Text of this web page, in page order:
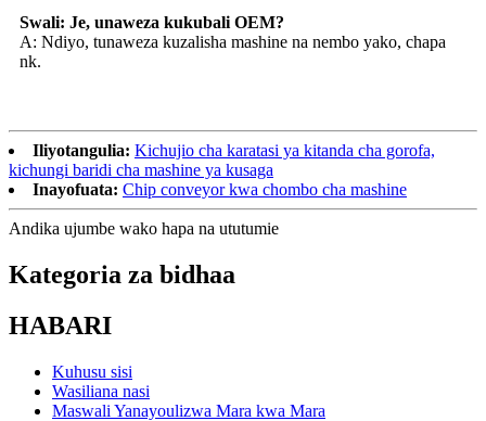
Swali: Je, unaweza kukubali OEM?
A: Ndiyo, tunaweza kuzalisha mashine na nembo yako, chapa
nk.
Iliyotangulia: Kichujio cha karatasi ya kitanda cha gorofa,
kichungi baridi cha mashine ya kusaga
Inayofuata: Chip conveyor kwa chombo cha mashine
Andika ujumbe wako hapa na ututumie
Kategoria za bidhaa
HABARI
Kuhusu sisi
Wasiliana nasi
Maswali Yanayoulizwa Mara kwa Mara